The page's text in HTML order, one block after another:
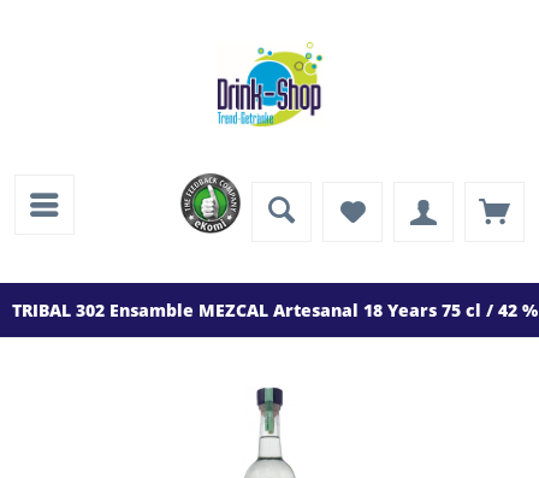
TRIBAL 302 Ensamble MEZCAL Artesanal 18 Years 75 cl / 42